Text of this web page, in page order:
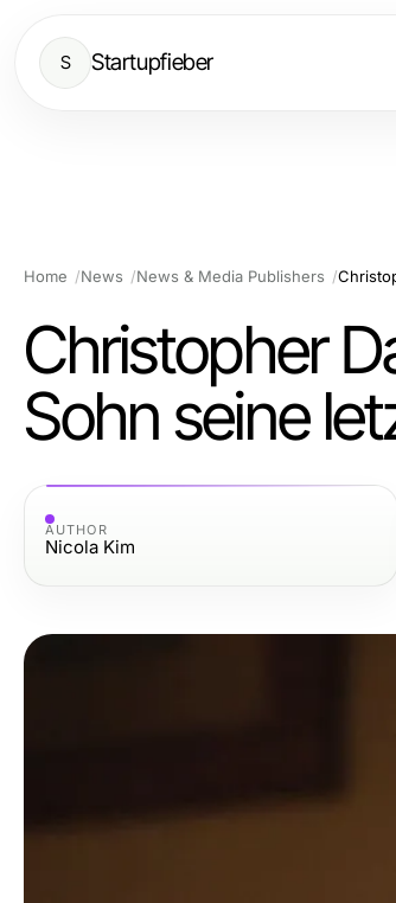
S Startupfieber
Home News News & Media Publishers
Christopher
Sohn seine
AUTHOR
Nicola Kim